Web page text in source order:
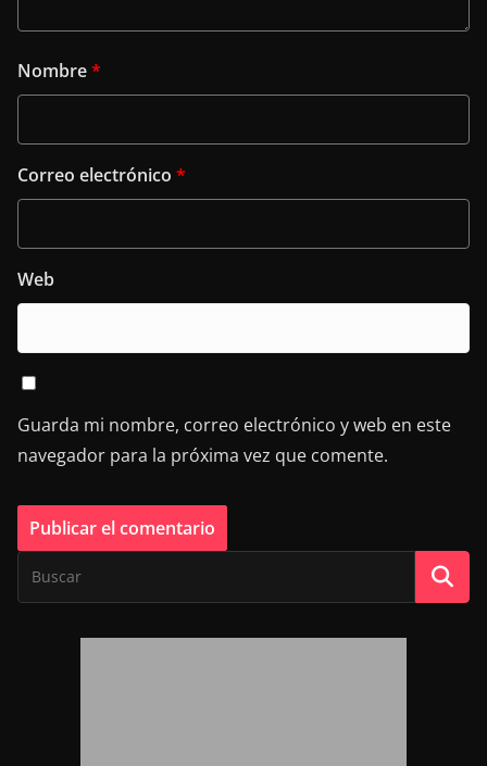
Nombre*
Correo electrónico *
Web
Guarda mi nombre, correo electrónico y web en este
navegador para la próxima vez que comente.